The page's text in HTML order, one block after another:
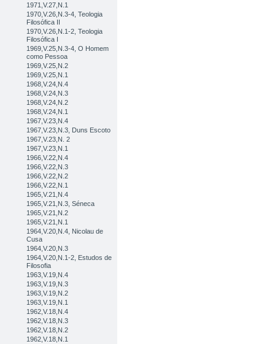
1971,V.27,N.1
1970,V.26,N.3-4, Teologia
Filosófica II
1970,V.26,N.1-2, Teologia
Filosófica I
1969,V.25,N.3-4, O Homem
como Pessoa
1969,V.25,N.2
1969,V.25,N.1
1968,V.24,N.4
1968,V.24,N.3
1968,V.24,N.2
1968,V.24,N.1
1967,V.23,N.4
1967,V.23,N.3, Duns Escoto
1967,V.23,N. 2
1967,V.23,N.1
1966,V.22,N.4
1966,V.22,N.3
1966,V.22,N.2
1966,V.22,N.1
1965,V.21,N.4
1965,V.21,N.3, Séneca
1965,V.21,N.2
1965,V.21,N.1
1964,V.20,N.4, Nicolau de
Cusa
1964,V.20,N.3
1964,V.20,N.1-2, Estudos de
Filosofia
1963,V.19,N.4
1963,V.19,N.3
1963,V.19,N.2
1963,V.19,N.1
1962,V.18,N.4
1962,V.18,N.3
1962,V.18,N.2
1962,V.18,N.1